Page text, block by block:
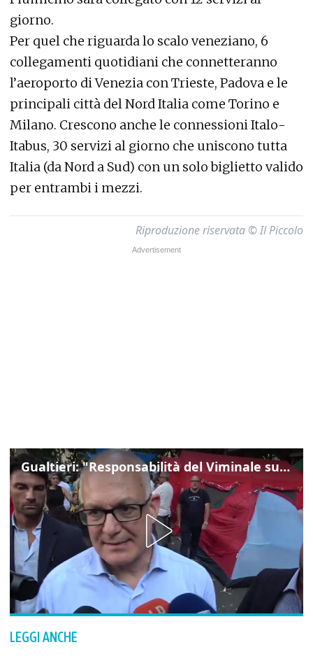
giorno.
Per quel che riguarda lo scalo veneziano, 6
collegamenti quotidiani che connetteranno
l’aeroporto di Venezia con Trieste, Padova e le
principali città del Nord Italia come Torino e
Milano. Crescono anche le connessioni Italo-
Itabus, 30 servizi al giorno che uniscono tutta
Italia (da Nord a Sud) con un solo biglietto valido
per entrambi i mezzi.
Riproduzione riservata © Il Piccolo
Gualtieri: "Responsabilità del Viminale su Spin Time? La posizione dei partiti è nota"
LEGGI ANCHE